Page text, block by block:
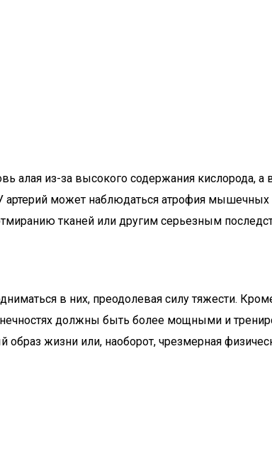
алая из-за высокого содержания кислорода,
может наблюдаться атрофия
тканей или другим серьезным
в них, преодолевая силу тяжести.
должны быть более мощными и
жизни или, наоборот, чрезмерная